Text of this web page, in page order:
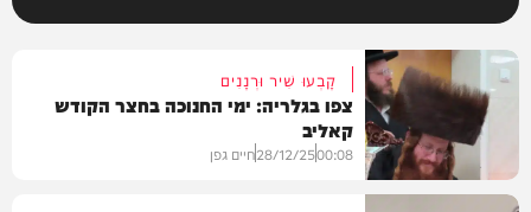
קָבְעוּ שִׁיר וּרְנָנִים
צפו בגלריה: ימי החנוכה בחצר הקודש
קאליב
00:08
28/12/25חיים גפן